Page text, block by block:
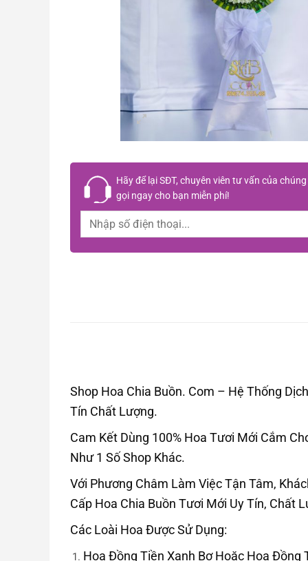
Hãy để lạiSĐT, chuyên viên tư vấn của
gọi ngay cho bạn miễn phí!
Shop Hoa Chia Buồn. Com – Hệ Thống
Tín Chất Lượng.
Cam Kết Dùng 100% Hoa Tươi Mới Cắm
Như 1 Số Shop Khác.
Với Phương Châm Làm Việc Tận Tâm,
Cấp Hoa Chia Buồn Tươi Mới Uy Tín, Chất
Các Loài Hoa Được Sử Dụng:
Hoa Đồng Tiền Xanh Bơ Hoặc Hoa Đồng